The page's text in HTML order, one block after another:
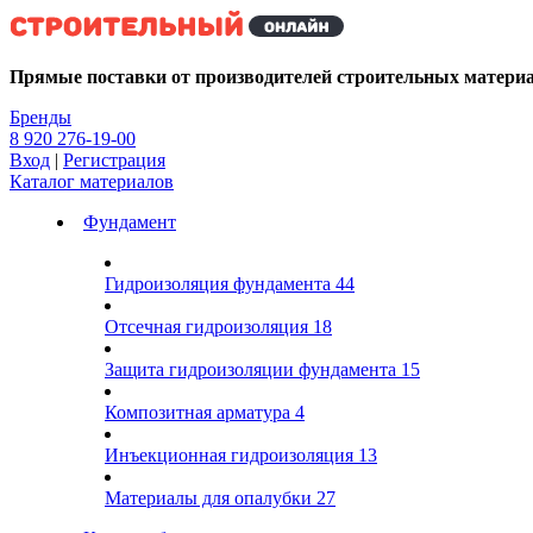
Kg
Прямые поставки от производителей строительных
Бренды
8 920 276-19-00
Вход | Регистрация
Каталог материалов
Фундамент
Гидроизоляция фундамента 44
Отсечная гидроизоляция 18
Защита гидроизоляции фундамента 15
Композитная арматура 4
Инъекционная гидроизоляция 13
Материалы для опалубки 27